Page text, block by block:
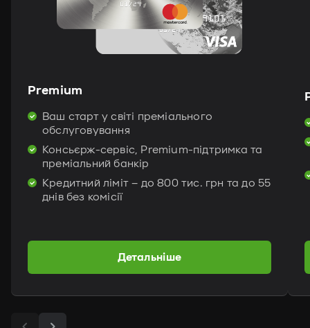
Premium
Ваш старт у світі преміального
обслуговування
Консьєрж-сервіс, Premium-підтримка та
преміальний банкір
Кредитний ліміт – до 800 тис. грн та до 55
днів без комісії
Детальніше